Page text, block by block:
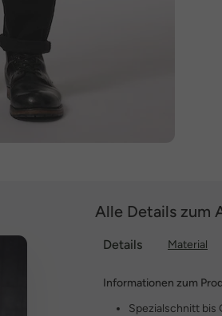
Alle Details zum
Details Material
Informationen zum
Spezialschnitt bis